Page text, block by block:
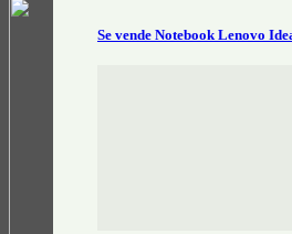
Se vende Notebook Lenovo